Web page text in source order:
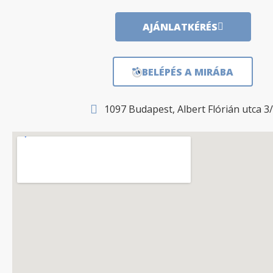
AJÁNLATKÉRÉS
BELÉPÉS A MIRÁBA
1097 Budapest, Albert Flórián utca